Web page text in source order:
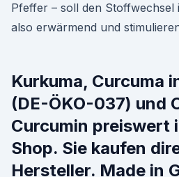
Pfeffer – soll den Stoffwechsel
also erwärmend und
Kurkuma, Curcuma
(DE-ÖKO-037) und
Curcumin preiswert
Shop. Sie kaufen
Hersteller. Made in